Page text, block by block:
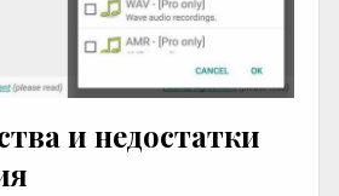
и недостатки